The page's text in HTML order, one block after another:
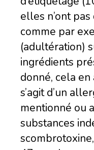
elles n’ont pas
comme par
(adultération)
ingrédients
donné, cela
s’agit d’un
mentionné ou
substances